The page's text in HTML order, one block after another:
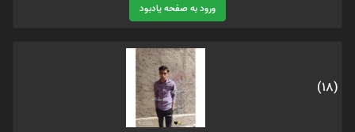
ورود به صفحه یادبود
(18)